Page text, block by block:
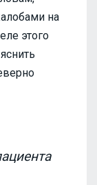
на
этого